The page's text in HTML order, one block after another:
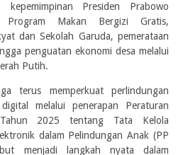
Presiden Prabowo
Makan Bergizi Gratis,
dan Sekolah Garuda, pemerataan
penguatan ekonomi desa melalui
Putih.
terus memperkuat perlindungan
melalui penerapan Peraturan
2025 tentang Tata Kelola
dalam Pelindungan Anak (PP
menjadi langkah nyata dalam